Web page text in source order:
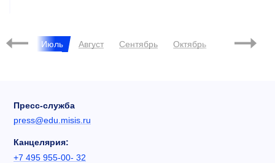
Июнь Июль Август Сентябрь Октябрь Ноябрь
Пресс-служба
press@edu.misis.ru
Канцелярия:
+7 495 955-00- 32